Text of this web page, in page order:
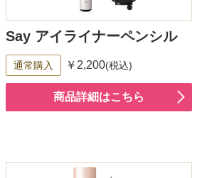
Say アイライナーペンシル
通常購入 ￥2,200(税込)
商品詳細はこちら